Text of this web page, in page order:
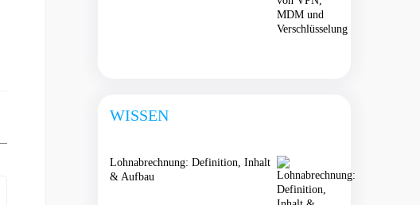
WISSEN
Lohnabrechnung: Definition, Inhalt
& Aufbau